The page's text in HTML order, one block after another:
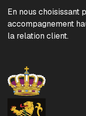
En nous choisissant
accompagnement
la relation client.